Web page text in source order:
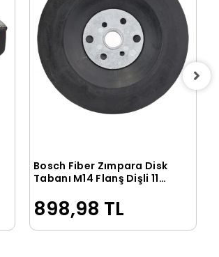
Sepete Ekle
Bosch Fiber Zımpara Disk
Tabanı M14 Flanş Dişli 115
898,98 TL